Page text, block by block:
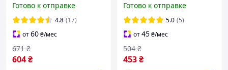
(Объём: 2.8 л, MR-1332)
Готово к отправке
4.8 (17)
от60₴/мес
604₴
671 ₴
всех типов плит
(индукция)
Готово к отправке
5.0 (5)
от45₴/мес
453₴
504 ₴